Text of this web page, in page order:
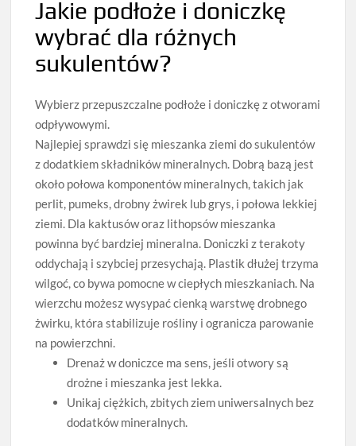
Jakie podłoże i doniczkę
wybrać dla różnych
sukulentów?
Wybierz przepuszczalne podłoże i doniczkę z otworami
odpływowymi.
Najlepiej sprawdzi się mieszanka ziemi do sukulentów
z dodatkiem składników mineralnych. Dobrą bazą jest
około połowa komponentów mineralnych, takich jak
perlit, pumeks, drobny żwirek lub grys, i połowa lekkiej
ziemi. Dla kaktusów oraz lithopsów mieszanka
powinna być bardziej mineralna. Doniczki z terakoty
oddychają i szybciej przesychają. Plastik dłużej trzyma
wilgoć, co bywa pomocne w ciepłych mieszkaniach. Na
wierzchu możesz wysypać cienką warstwę drobnego
żwirku, która stabilizuje rośliny i ogranicza parowanie
na powierzchni.
Drenaż w doniczce ma sens, jeśli otwory są
drożne i mieszanka jest lekka.
Unikaj ciężkich, zbitych ziem uniwersalnych bez
dodatków mineralnych.